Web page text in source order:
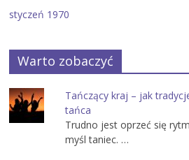
styczeń 1970
Warto zobaczyć
Tańczący kraj – jak
tańca
Trudno jest oprzeć się
myśl taniec. …